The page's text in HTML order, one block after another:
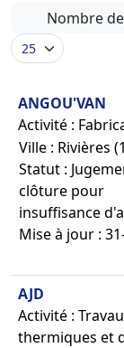
Nombre
ANGOU'VAN
Activité :
Ville : Rivières
Statut :
clôture pour
insuffisance
Mise à jour :
AJD
Activité :
thermiques et